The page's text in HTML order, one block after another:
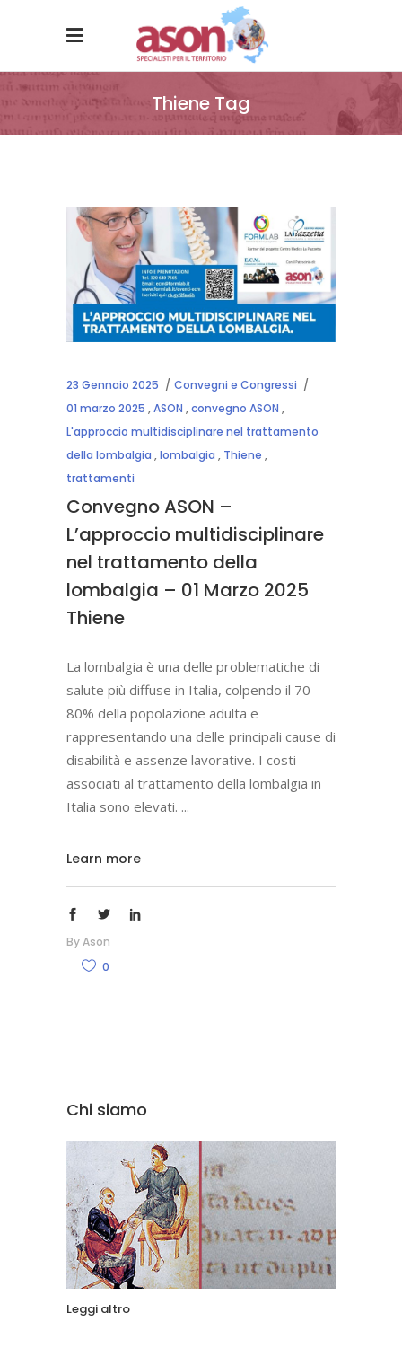
Thiene Tag
23 Gennaio 2025
Convegni e Congressi
01 marzo 2025 ,ASON ,convegno ASON ,
L'approccio multidisciplinare nel trattamento
della lombalgia ,lombalgia , Thiene ,
trattamenti
Convegno ASON –
L’approccio multidisciplinare
nel trattamento della
lombalgia – 01 Marzo 2025
Thiene
La lombalgia è una delle problematiche di
salute più diffuse in Italia, colpendo il 70-
80% della popolazione adulta e
rappresentando una delle principali cause di
disabilità e assenze lavorative. I costi
associati al trattamento della lombalgia in
Italia sono elevati.
Learn more
ByAson
0
Chi siamo
Leggi altro